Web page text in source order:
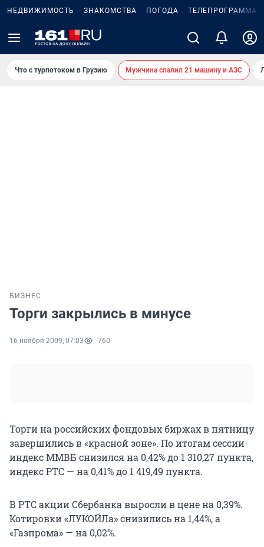
НЕДВИЖИМОСТЬ ЗНАКОМСТВА ПОГОДА ТЕЛЕПРОГРАММА
Что с турпотоком в Грузию Мужчина спалил 21 машину и АЗС
БИЗНЕС
Торги закрылись в минусе
16 ноября 2009, 07:03 760
Торги на российских фондовых биржах в пятницу
завершились в «красной зоне». По итогам сессии
индекс ММВБ снизился на 0,42% до 1 310,27 пункта,
индекс РТС — на 0,41% до 1 419,49 пункта.
В РТС акции Сбербанка выросли в цене на 0,39%.
Котировки «ЛУКОЙЛа» снизились на 1,44%, а
«Газпрома» — на 0,02%.